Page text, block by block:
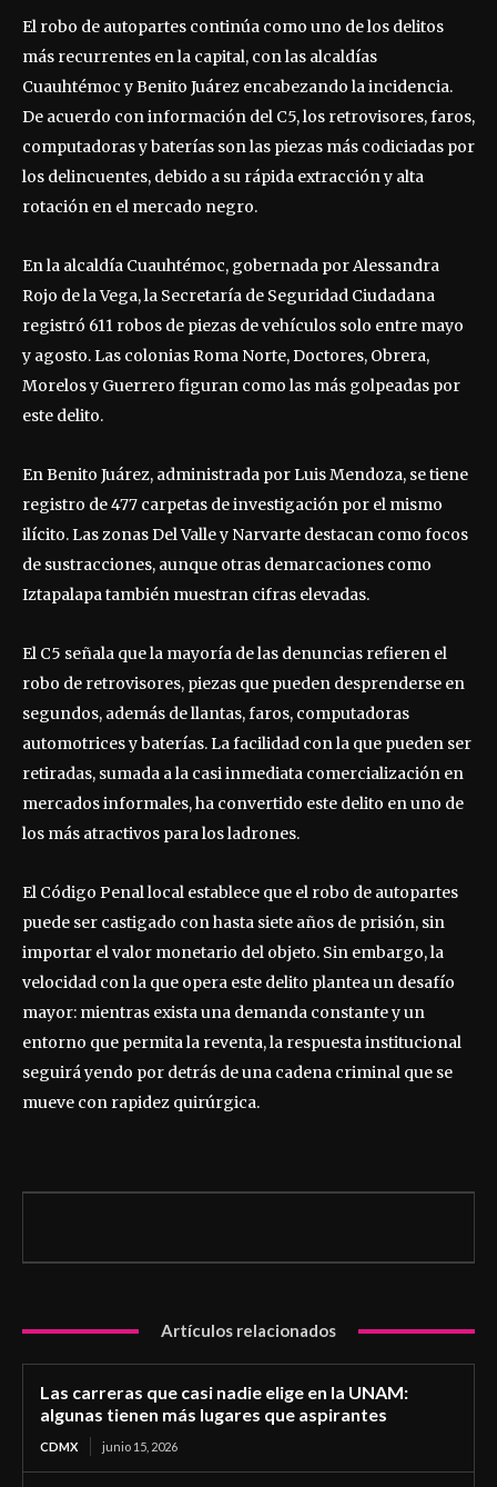
El robo de autopartes continúa como uno de los delitos
más recurrentes en la capital, con las alcaldías
Cuauhtémoc y Benito Juárez encabezando la incidencia.
De acuerdo con información del C5, los retrovisores, faros,
computadoras y baterías son las piezas más codiciadas por
los delincuentes, debido a su rápida extracción y alta
rotación en el mercado negro.
En la alcaldía Cuauhtémoc, gobernada por Alessandra
Rojo de la Vega, la Secretaría de Seguridad Ciudadana
registró 611 robos de piezas de vehículos solo entre mayo
y agosto. Las colonias Roma Norte, Doctores, Obrera,
Morelos y Guerrero figuran como las más golpeadas por
este delito.
En Benito Juárez, administrada por Luis Mendoza, se tiene
registro de 477 carpetas de investigación por el mismo
ilícito. Las zonas Del Valle y Narvarte destacan como focos
de sustracciones, aunque otras demarcaciones como
Iztapalapa también muestran cifras elevadas.
El C5 señala que la mayoría de las denuncias refieren el
robo de retrovisores, piezas que pueden desprenderse en
segundos, además de llantas, faros, computadoras
automotrices y baterías. La facilidad con la que pueden ser
retiradas, sumada a la casi inmediata comercialización en
mercados informales, ha convertido este delito en uno de
los más atractivos para los ladrones.
El Código Penal local establece que el robo de autopartes
puede ser castigado con hasta siete años de prisión, sin
importar el valor monetario del objeto. Sin embargo, la
velocidad con la que opera este delito plantea un desafío
mayor: mientras exista una demanda constante y un
entorno que permita la reventa, la respuesta institucional
seguirá yendo por detrás de una cadena criminal que se
mueve con rapidez quirúrgica.
Artículos relacionados
Las carreras que casi nadie elige en la UNAM:
algunas tienen más lugares que aspirantes
CDMX junio 15, 2026